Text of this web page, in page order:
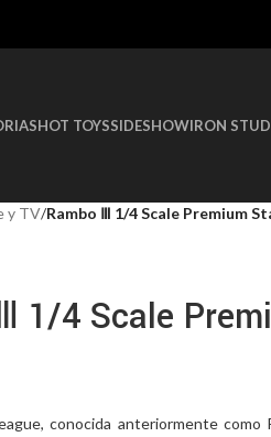
HOT TOYSSIDESHOWIRON
y TV/Rambo Ⅲ 1/4 Scale Premium
1/4 Scale
conocida anteriormente